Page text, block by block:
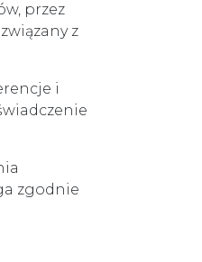
przez
z
i
zgodnie